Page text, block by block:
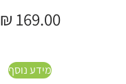
₪ 169.00
מידע נוסף